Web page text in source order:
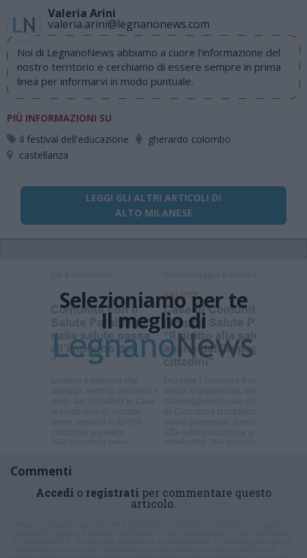
Valeria Arini
valeria.arini@legnanonews.com
Noi di LegnanoNews abbiamo a cuore l'informazione del
nostro territorio e cerchiamo di essere sempre in prima
linea per informarvi in modo puntuale.
PIÙ INFORMAZIONI SU
il festival dell'educazione
gherardo colombo
castellanza
LEGGI GLI ALTRI ARTICOLI DI
ALTO MILANESE
Selezioniamo per te
Il meglio di
Commenti
Accedi o registrati per commentare questo
articolo.